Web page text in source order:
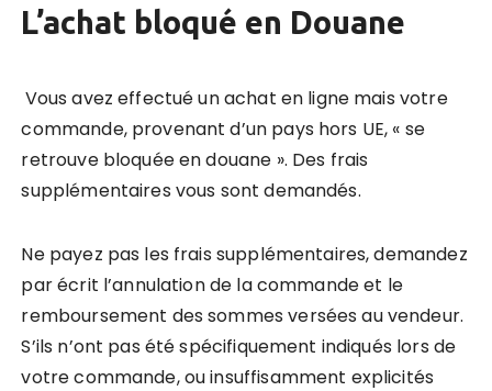
L’achat bloqué en Douane
Vous avez effectué un achat en ligne mais votre
commande, provenant d’un pays hors UE, « se
retrouve bloquée en douane ». Des frais
supplémentaires vous sont demandés.
Ne payez pas les frais supplémentaires, demandez
par écrit l’annulation de la commande et le
remboursement des sommes versées au vendeur.
S’ils n’ont pas été spécifiquement indiqués lors de
votre commande, ou insuffisamment explicités